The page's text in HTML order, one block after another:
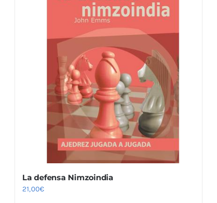
La defensa Nimzoindia
21,00€